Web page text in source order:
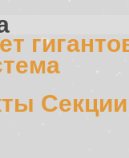
Секции